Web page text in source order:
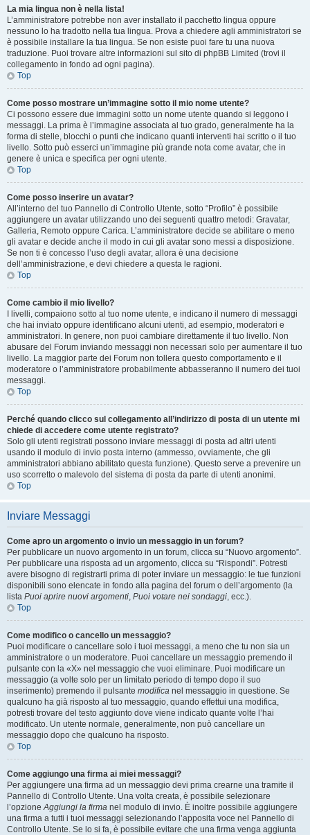
La mia lingua non è nella lista!
L’amministratore potrebbe non aver installato il pacchetto lingua oppure
nessuno lo ha tradotto nella tua lingua. Prova a chiedere agli amministratori se
è possibile installare la tua lingua. Se non esiste puoi fare tu una nuova
traduzione. Puoi trovare altre informazioni sul sito di phpBB Limited (trovi il
collegamento in fondo ad ogni pagina).
Top
Come posso mostrare un’immagine sotto il mio nome utente?
Ci possono essere due immagini sotto un nome utente quando si leggono i
messaggi. La prima è l’immagine associata al tuo grado, generalmente ha la
forma di stelle, blocchi o punti che indicano quanti interventi hai scritto o il tuo
livello. Sotto può esserci un’immagine più grande nota come avatar, che in
genere è unica e specifica per ogni utente.
Top
Come posso inserire un avatar?
All’interno del tuo Pannello di Controllo Utente, sotto “Profilo” è possibile
aggiungere un avatar utilizzando uno dei seguenti quattro metodi: Gravatar,
Galleria, Remoto oppure Carica. L’amministratore decide se abilitare o meno
gli avatar e decide anche il modo in cui gli avatar sono messi a disposizione.
Se non ti è concesso l’uso degli avatar, allora è una decisione
dell’amministrazione, e devi chiedere a questa le ragioni.
Top
Come cambio il mio livello?
I livelli, compaiono sotto al tuo nome utente, e indicano il numero di messaggi
che hai inviato oppure identificano alcuni utenti, ad esempio, moderatori e
amministratori. In genere, non puoi cambiare direttamente il tuo livello. Non
abusare del Forum inviando messaggi non necessari solo per aumentare il tuo
livello. La maggior parte dei Forum non tollera questo comportamento e il
moderatore o l’amministratore probabilmente abbasseranno il numero dei tuoi
messaggi.
Top
Perché quando clicco sul collegamento all’indirizzo di posta di un utente mi
chiede di accedere come utente registrato?
Solo gli utenti registrati possono inviare messaggi di posta ad altri utenti
usando il modulo di invio posta interno (ammesso, ovviamente, che gli
amministratori abbiano abilitato questa funzione). Questo serve a prevenire un
uso scorretto o malevolo del sistema di posta da parte di utenti anonimi.
Top
Inviare Messaggi
Come apro un argomento o invio un messaggio in un forum?
Per pubblicare un nuovo argomento in un forum, clicca su “Nuovo argomento”.
Per pubblicare una risposta ad un argomento, clicca su “Rispondi”. Potresti
avere bisogno di registrarti prima di poter inviare un messaggio: le tue funzioni
disponibili sono elencate in fondo alla pagina del forum o dell’argomento (la
lista Puoi aprire nuovi argomenti, Puoi votare nei sondaggi, ecc.).
Top
Come modifico o cancello un messaggio?
Puoi modificare o cancellare solo i tuoi messaggi, a meno che tu non sia un
amministratore o un moderatore. Puoi cancellare un messaggio premendo il
pulsante con la «X» nel messaggio che vuoi eliminare. Puoi modificare un
messaggio (a volte solo per un limitato periodo di tempo dopo il suo
inserimento) premendo il pulsante modifica nel messaggio in questione. Se
qualcuno ha già risposto al tuo messaggio, quando effettui una modifica,
potresti trovare del testo aggiunto dove viene indicato quante volte l’hai
modificato. Un utente normale, generalmente, non può cancellare un
messaggio dopo che qualcuno ha risposto.
Top
Come aggiungo una firma ai miei messaggi?
Per aggiungere una firma ad un messaggio devi prima crearne una tramite il
Pannello di Controllo Utente. Una volta creata, è possibile selezionare
l’opzioneAggiungi la firma nel modulo di invio. È inoltre possibile aggiungere
una firma a tutti i tuoi messaggi selezionando l’apposita voce nel Pannello di
Controllo Utente. Se lo si fa, è possibile evitare che una firma venga aggiunta